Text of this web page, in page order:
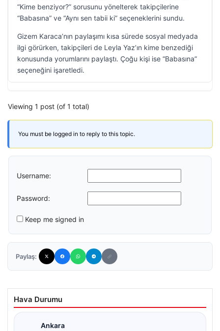
“Kime benziyor?” sorusunu yönelterek takipçilerine
“Babasına” ve “Aynı sen tabii ki” seçeneklerini sundu.
Gizem Karaca’nın paylaşımı kısa sürede sosyal medyada
ilgi görürken, takipçileri de Leyla Yaz’ın kime benzediği
konusunda yorumlarını paylaştı. Çoğu kişi ise “Babasına”
seçeneğini işaretledi.
Viewing 1 post (of 1 total)
You must be logged in to reply to this topic.
Username:
Password:
Keep me signed in
Paylaş:
Hava Durumu
Ankara